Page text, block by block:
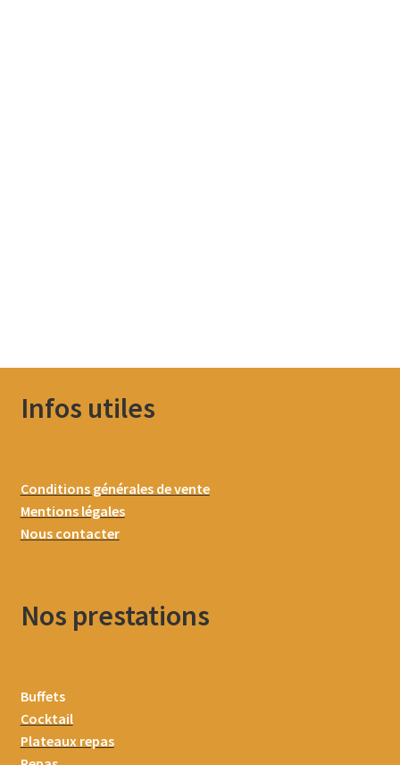
Infos utiles
Conditions générales de vente
Mentions légales
Nous contacter
Nos prestations
Buffets
Cocktail
Plateaux repas